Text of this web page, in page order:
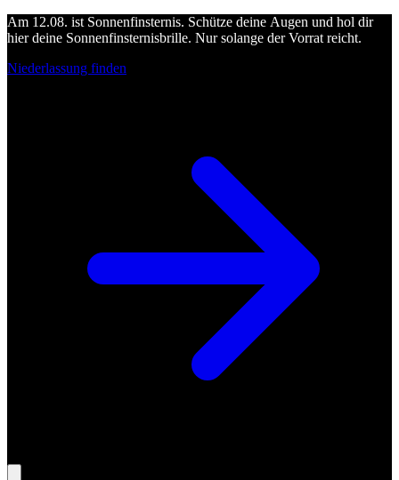
Am 12.08. ist Sonnenfinsternis. Schütze deine Augen und hol dir
hier deine Sonnenfinsternisbrille. Nur solange der Vorrat reicht.
Niederlassung finden